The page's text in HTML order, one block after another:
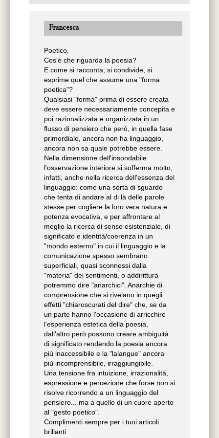
naturale per noi, mentre l’altra ci è,
piuttosto, artificiale»[2]. Dante afferma la
“grammatica”) proprio sulla base della sua
naturalità. Del suo essere lingua madre,
appresa dalla nutrice, che giunge al bambino
come il latte della nutrice, in continuità con
quella che Lacan definisce “lalangue”: «la
lalangue è quella lingua che precede
l’alfabeto e la grammatica, che sorge con
l’inizio della nostra vita ed è in grado di
descrivere i sentimenti; in una parola, è la
lingua che si mescola al corpo: non nasce
come qualcosa che esce dal corpo, ma che si
unisce ad esso nell’espressione dell’essere
umano. È depositata nell’inconscio, e la sua
prima manifestazione è la lallazione, quando
i bambini cominciano a balbettare suoni
incomprensibili per manifestare i loro
desideri attraverso la potenza del suono e del
corpo»[3]. Questa “protolingua” continua a
operare in maniera latente nel linguaggio
strutturato e, in particolare, agisce nel
poetico dove «viene in evidenza come un
elemento […] che interrompe la fraseologia
standardizzata, spezza la sintassi, frantuma
la semantica del discorso»[4]. Tutto questo
ci interessa, al di là degli aspetti psicanalitici
e filologici, poiché intravediamo, nel gesto
poetico, un inevitabile volgersi –
nostalgicamente – a questa dimensione
primigenia del linguistico, un orientarsi
verso la sostanza “corporea” della parola, a
sua volta protesa verso la significatività
originaria. Con le parole di Derrida:
«qualcuno ti scrive: scrive a te, di te, su di
te. […] Mangia, bevi, inghiotti la mia
lettera, portala, trasportala in te, come legge
di una scrittura che si è fatta tuo corpo: la
scrittura in sé» e ancora: «il nostro poema
non sta nei nomi e nemmeno nelle
Francesca
Poetico.
Cos'è che riguarda la poesia?
E come si racconta, si condivide, si
esprime quel che assume una "forma
poetica"?
Qualsiasi "forma" prima di essere creata
deve essere necessariamente concepita e
poi razionalizzata e organizzata in un
flusso di pensiero che però, in quella fase
primordiale, ancora non ha linguaggio,
ancora non sa quale potrebbe essere.
Nella dimensione dell'insondabile
l'osservazione interiore si sofferma molto,
infatti, anche nella ricerca dell'essenza del
linguaggio: come una sorta di sguardo
che tenta di andare al di là delle parole
stesse per cogliere la loro vera natura e
potenza evocativa, e per affrontare al
meglio la ricerca di senso esistenziale, di
significato e identità/coerenza in un
"mondo esterno" in cui il linguaggio e la
comunicazione spesso sembrano
superficiali, quasi sconnessi dalla
"materia" dei sentimenti, o addirittura
potremmo dire "anarchici". Anarchie di
comprensione che si rivelano in quegli
effetti "chiaroscurati del dire" che, se da
un parte hanno l'occasione di arricchire
l'esperienza estetica della poesia,
dall'altro però possono creare ambiguità
di significato rendendo la poesia ancora
più inaccessibile e la "lalangue" ancora
più incomprensibile, irraggiungibile.
Una tensione fra intuizione, irrazionalità,
espressione e percezione che forse non si
risolve ricorrendo a un linguaggio del
pensiero... ma a quello di un cuore aperto
al "gesto poetico".
Complimenti sempre per i tuoi articoli
brillanti